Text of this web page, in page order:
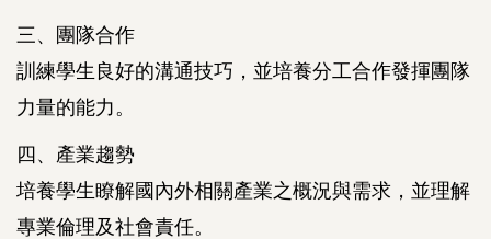
三、團隊合作
訓練學生良好的溝通技巧，並培養分工合作發揮團隊
力量的能力。
四、產業趨勢
培養學生瞭解國內外相關產業之概況與需求，並理解
專業倫理及社會責任。